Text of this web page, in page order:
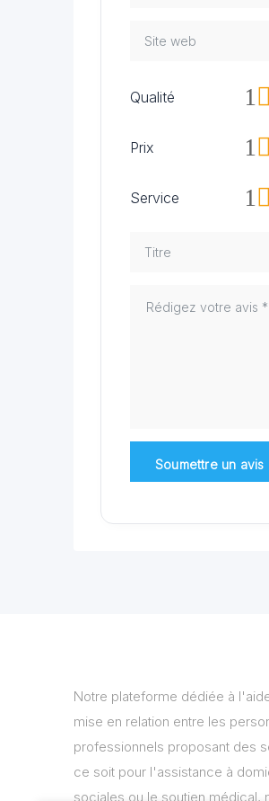
Qualité 1
Prix 1
Service 1
Notre plateforme dédiée à
mise en relation entre les
professionnels proposant des
ce soit pour l'assistance à
sociales ou le soutien médical,